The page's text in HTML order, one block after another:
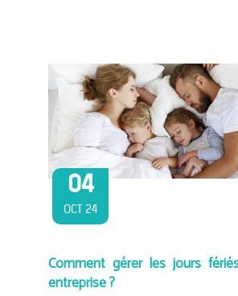
04
OCT 24
Comment gérer les jours
entreprise ?